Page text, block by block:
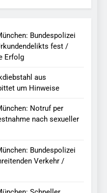
Bundespolizei
fest /
Erfolg
aus
um Hinweise
Notruf per
nach sexueller
Bundespolizei
Verkehr /